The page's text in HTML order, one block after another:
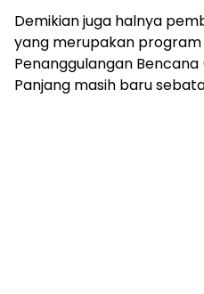
Demikian juga halnya
yang merupakan program
Penanggulangan Bencana
Panjang masih baru